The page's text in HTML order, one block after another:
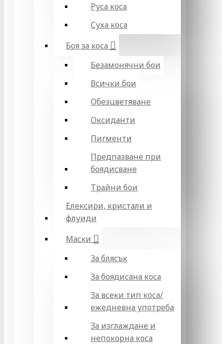
Руса коса
Суха коса
Боя за коса
Безамонячни бои
Всички бои
Обезцветяване
Оксиданти
Пигменти
Предпазване при
боядисване
Трайни бои
Елексири, кристали и
флуиди
Маски
За блясък
За боядисана коса
За всеки тип коса/
ежедневна употреба
За изглаждане и
непокорна коса